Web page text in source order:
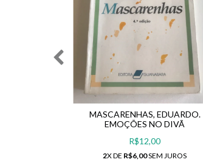
MASCARENHAS, EDUARDO.
EMOÇÕES NO DIVÃ
R$12,00
2X DE R$6,00SEM JUROS